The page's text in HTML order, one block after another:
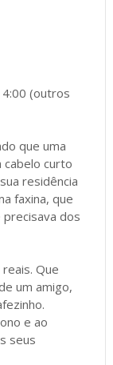
(outros
que uma
cabelo curto
residência
faxina, que
dos
Que
um amigo,
e ao
seus